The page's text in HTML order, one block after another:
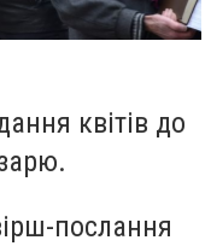
квітів до
послання